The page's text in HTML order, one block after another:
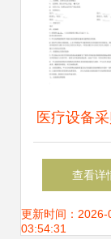
医疗设备
（含针纺织
料销售
查看详
更新时间：2026-
03:54:31